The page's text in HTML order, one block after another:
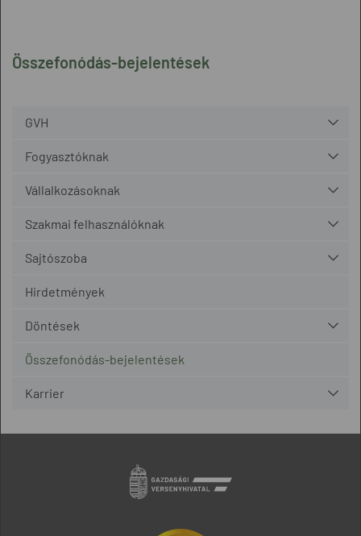
Összefonódás-bejelentések
GVH
Fogyasztóknak
Vállalkozásoknak
Szakmai felhasználóknak
Sajtószoba
Hirdetmények
Döntések
Összefonódás-bejelentések
Karrier